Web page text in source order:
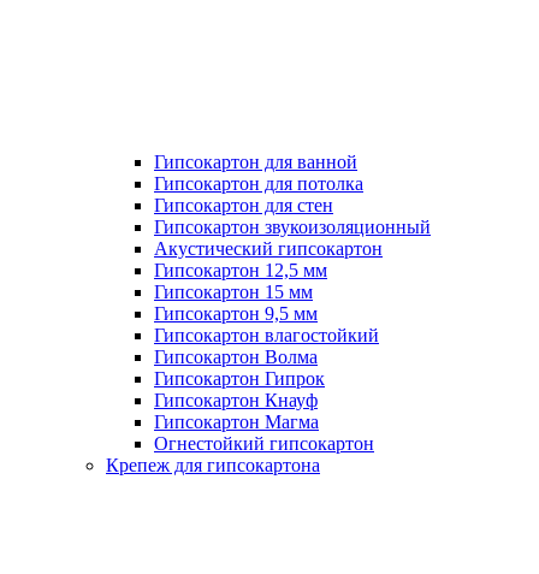
Гипсокартон для ванной
Гипсокартон для потолка
Гипсокартон для стен
Гипсокартон звукоизоляционный
Акустический гипсокартон
Гипсокартон 12,5 мм
Гипсокартон 15 мм
Гипсокартон 9,5 мм
Гипсокартон влагостойкий
Гипсокартон Волма
Гипсокартон Гипрок
Гипсокартон Кнауф
Гипсокартон Магма
Огнестойкий гипсокартон
Крепеж для гипсокартона